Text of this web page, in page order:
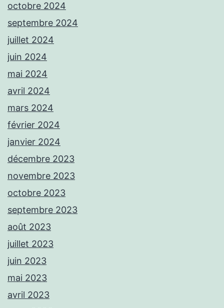
octobre 2024
septembre 2024
juillet 2024
juin 2024
mai 2024
avril 2024
mars 2024
février 2024
janvier 2024
décembre 2023
novembre 2023
octobre 2023
septembre 2023
août 2023
juillet 2023
juin 2023
mai 2023
avril 2023